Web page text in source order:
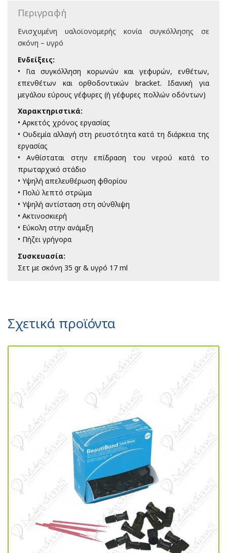
Περιγραφή
Ενισχυμένη υαλοϊονομερής κονία συγκόλλησης σε
σκόνη – υγρό
Ενδείξεις:
• Για συγκόλληση κορωνών και γεφυρών, ενθέτων,
επενθέτων και ορθοδοντικών bracket. Ιδανική για
μεγάλου εύρους γέφυρες (ή γέφυρες πολλών οδόντων)
Χαρακτηριστικά:
• Αρκετός χρόνος εργασίας
• Ουδεμία αλλαγή στη ρευστότητα κατά τη διάρκεια της
εργασίας
• Ανθίσταται στην επίδραση του νερού κατά το
πρωταρχικό στάδιο
• Υψηλή απελευθέρωση φθορίου
• Πολύ λεπτό στρώμα
• Υψηλή αντίσταση στη σύνθλιψη
• Ακτινοσκιερή
• Εύκολη στην ανάμιξη
• Πήζει γρήγορα
Συσκευασία:
Σετ με σκόνη 35 gr & υγρό 17 ml
Σχετικά προϊόντα